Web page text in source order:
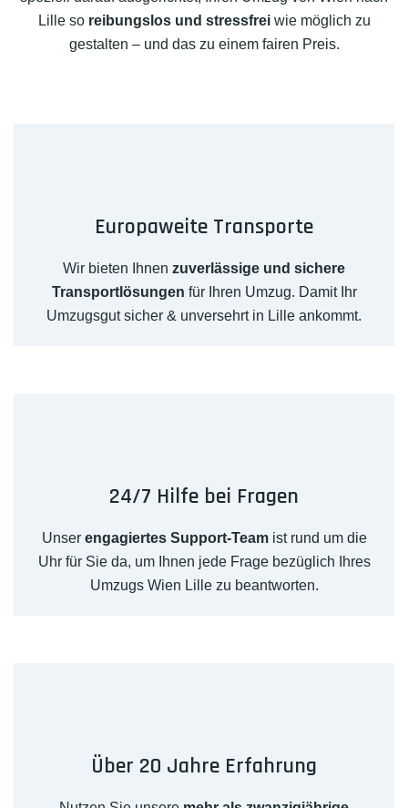
Lille so reibungslos und stressfreiwie möglich zu
gestalten – und das zu einem fairen Preis.
Europaweite Transporte
Wir bieten Ihnen zuverlässige und sichere
Transportlösungen für Ihren Umzug. Damit Ihr
Umzugsgut sicher & unversehrt in Lille ankommt.
24/7 Hilfe bei Fragen
Unser engagiertes Support-Teamist rund um die
Uhr für Sie da, um Ihnen jede Frage bezüglich Ihres
Umzugs Wien Lille zu beantworten.
Über 20 Jahre Erfahrung